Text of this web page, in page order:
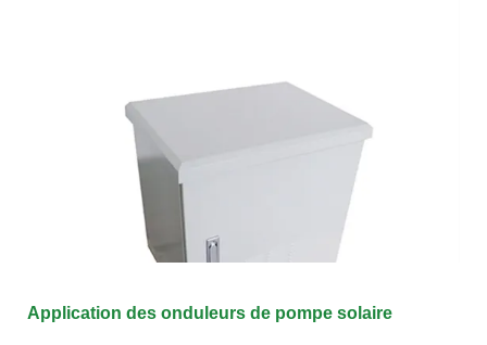
Application des onduleurs de pompe solaire